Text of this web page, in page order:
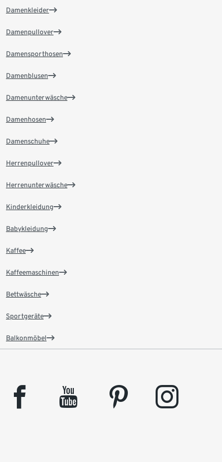
Damenkleider
Damenpullover
Damensporthosen
Damenblusen
Damenunterwäsche
Damenhosen
Damenschuhe
Herrenpullover
Herrenunterwäsche
Kinderkleidung
Babykleidung
Kaffee
Kaffeemaschinen
Bettwäsche
Sportgeräte
Balkonmöbel
facebook youtube pinterest instagram